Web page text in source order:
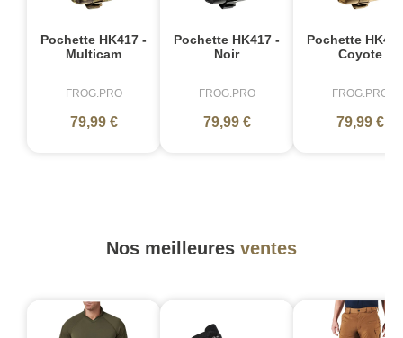
Pochette HK417 -
Multicam
FROG.PRO
79,99 €
Pochette HK417 -
Noir
FROG.PRO
79,99 €
Pochette
Coyote
FROG.PRO
79,99 €
Nos meilleures ventes